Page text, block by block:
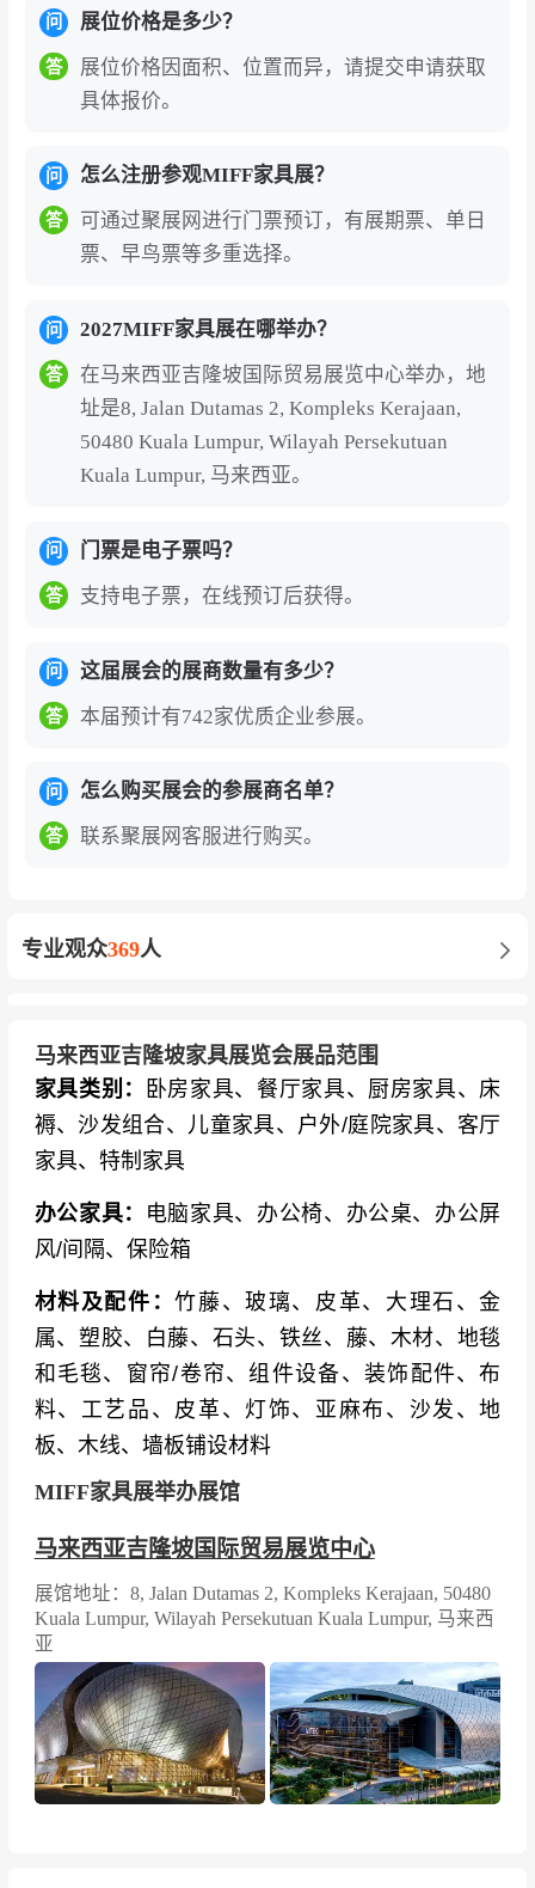
供了覆盖从传统工艺到现代设计的完整展示空
间。
吸引来自120个国家和地区的19,556名专业观
众，其中国际买家达5,606人，同比增长3.4%。
主要买家来源包括美国、中国、印度、日本、新
加坡等核心市场，来自北美、欧洲及亚洲的买家
际采购意向的全球买家，实现高效的销售线索转
化。
“中国+1”采购战略的核心受益平台
：马来西亚凭
借其世界级的出口基础设施、高素质劳动力、战
国际采购商实施“中国+1”战略的首选目的地。马
来西亚约80%的家具产品销往国际市场，年产值
约42亿美元，位列全球十大家具出口国。该展会
地的战略通道。
对于中国企业的独特价值：MIFF吸引了来自中
家和地区的参展商。展会与马来西亚对外贸易发
展局建立国际商贸合作伙伴关系，借助其全球网
东南亚及欧美市场，并借助马来西亚作为东盟贸
家具设计竞赛（FDC），今年已进入第16届，主
题为“趣玩·实用·匠心：为Alpha世代打造家具”。
新推出的MIFF FDC CLUB则致力于联结设计人才
与制造企业，打造长期协作与成长的生态系统。
此外，xOrdinary年轻设计师展区、吉隆坡国际设
计周（与广州设计周合作）及我最喜爱的国际设
计奖等活动，共同构成了亚洲家具设计的创意孵
化平台。
数字化赋能与可持续发展双轮驱动：展会推出升
级版MIFF Furniverse应用程序，提供互动展位
图、智能买家配对系统及高效导航工具，大幅提
升参展效率并减少纸张使用。在可持续发展方
环保家具，并持续开展植树活动，体现了对绿色
实践的坚定承诺。
知名展商
马来西亚本土制造商：Boston Office Furniture、
C. K. Ban Soon Lee Industries、Chuanheng Fur
niture Products、Kinheng Furniture、Latitude Tr
ee Furniture、LB Furniture、Merryfair Chair Sys
问 展位价格是多少？
答
展位价格因面积、位置而异，请提交申请获取
具体报价。
问 怎么注册参观MIFF家具展？
答
可通过聚展网进行门票预订，有展期票、单日
票、早鸟票等多重选择。
问 2027MIFF家具展在哪举办？
答
在马来西亚吉隆坡国际贸易展览中心举办，地
址是8, Jalan Dutamas 2, Kompleks Kerajaan,
50480 Kuala Lumpur, Wilayah Persekutuan
Kuala Lumpur, 马来西亚。
问 门票是电子票吗？
答 支持电子票，在线预订后获得。
问 这届展会的展商数量有多少？
答 本届预计有742家优质企业参展。
问 怎么购买展会的参展商名单？
答 联系聚展网客服进行购买。
专业观众369人
马来西亚吉隆坡家具展览会展品范围
家具类别：
卧房家具、餐厅家具、厨房家具、床
褥、沙发组合、儿童家具、户外/庭院家具、客厅
家具、特制家具
办公家具：
电脑家具、办公椅、办公桌、办公屏
风/间隔、保险箱
材料及配件：竹藤、玻璃、皮革、大理石、金
属、塑胶、白藤、石头、铁丝、藤、木材、地毯
和毛毯、窗帘/卷帘、组件设备、装饰配件、布
料、工艺品、皮革、灯饰、亚麻布、沙发、地
板、木线、墙板铺设材料
MIFF家具展举办展馆
马来西亚吉隆坡国际贸易展览中心
展馆地址：8, Jalan Dutamas 2, Kompleks Kerajaan, 50480
Kuala Lumpur, Wilayah Persekutuan Kuala Lumpur, 马来西
亚